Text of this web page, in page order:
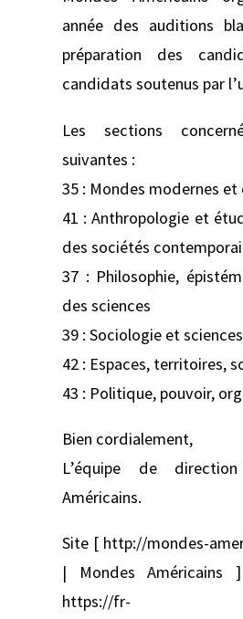
année des auditions
préparation des
candidats soutenus par
Les sections
suivantes :
35 : Mondes modernes
41 : Anthropologie et
des sociétés
37 : Philosophie,
des sciences
39 : Sociologie et
42 : Espaces, territoires,
43 : Politique, pouvoir,
Bien cordialement,
L’équipe de
Américains.
Site [ http://mondes-
| Mondes
https://fr-